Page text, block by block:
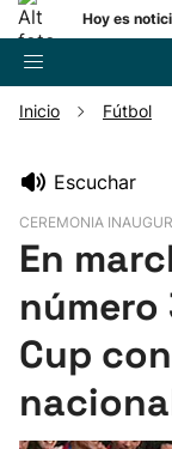
Hoy es
Pelota
Remo
Baloncesto
Inicio Fútbol
Escuchar
CEREMONIA
En
número
Cup